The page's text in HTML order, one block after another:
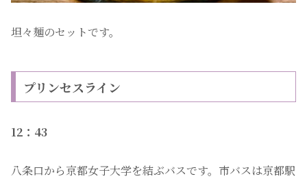
坦々麺のセットです。
プリンセスライン
12：43
八条口から京都女子大学を結ぶバスです。市バスは京都駅